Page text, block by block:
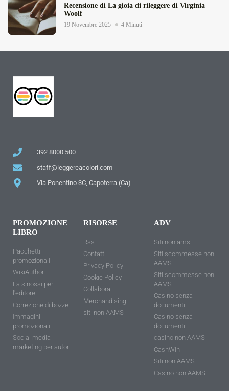
Recensione di La gioia di rileggere di Virginia
Woolf
19 Novembre 2025 4 Minuti
392 8000 500
staff@leggereacolori.com
Via Ponentino 3C, Capoterra (Ca)
PROMOZIONE
LIBRO
Pacchetti
promozionali
WikiAuthor
La sinossi per
l'editore
Correzione di bozze
Immagini
promozionali
Social media
marketing per autori
RISORSE
Rss
Contatti
Privacy Policy
Cookie Policy
Collabora
Merchandising
siti non AAMS
ADV
Siti non ams
Siti scommesse non
AAMS
Siti scommesse non
AAMS
Casino senza
documenti
Casino senza
documenti
casino non AAMS
CashWin
Siti non AAMS
Casino non AAMS